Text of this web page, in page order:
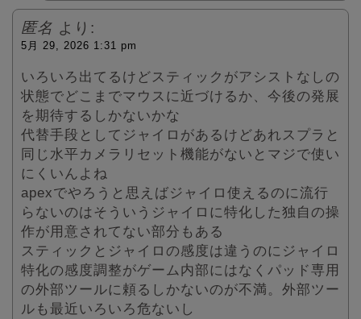
匿名 より:
5月 29, 2026 1:31 pm
いろいろ出てるけどスティックがアシストなしの
状態でどこまでマウスに近づけるか、今後の発展
を期待するしかないかな
代替手段としてジャイロがあるけどあれスプラと
同じ水平カメラリセット機能がないとマジで使い
にくいんよね
apexでやろうと思えばジャイロ使えるのに流行
らないのはそういうジャイロに特化した独自の操
作が用意されてない部分もある
スティックとジャイロの感度は違うのにジャイロ
特化の感度調整がゲーム内部にはなくパッド専用
の外部ツールに頼るしかないのが不満。外部ツー
ルも最近いろいろ危ないし